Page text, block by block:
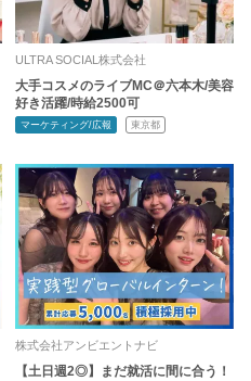
ULTRA SOCIAL株式会社
大手コスメのライブMC＠六本木/美容
好き活躍/時給2500可
マーケティング/広報 東京都
株式会社アンビエントナビ
【土日週2◎】まだ就活に間に合う！